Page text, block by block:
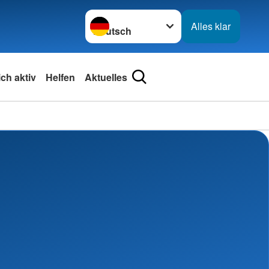
Sprache wechseln zu
Alles klar
aktiv Helfen Aktuelles